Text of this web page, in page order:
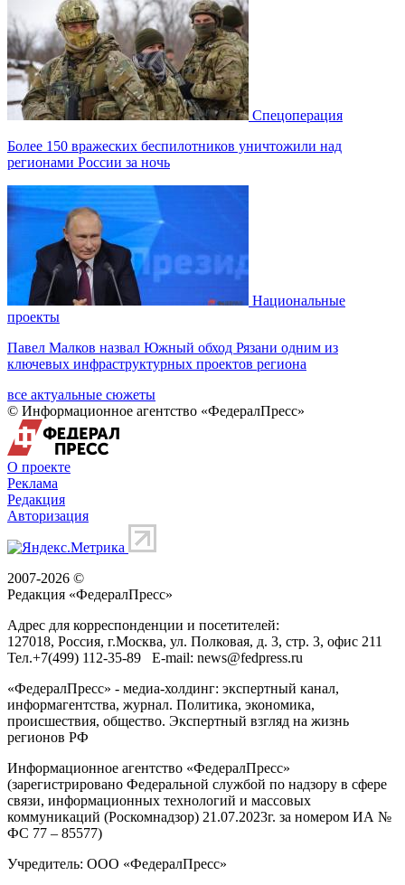
Спецоперация
Более 150 вражеских беспилотников уничтожили над
регионами России за ночь
Национальные
проекты
Павел Малков назвал Южный обход Рязани одним из
ключевых инфраструктурных проектов региона
все актуальные сюжеты
© Информационное агентство «ФедералПресс»
О проекте
Реклама
Редакция
Авторизация
2007-2026 ©
Редакция «ФедералПресс»
Адрес для корреспонденции и посетителей:
127018, Россия, г.Москва, ул. Полковая, д. 3, стр. 3, офис 211
Тел.+7(499) 112-35-89 E-mail: news@fedpress.ru
«ФедералПресс» - медиа-холдинг: экспертный канал,
информагентства, журнал. Политика, экономика,
происшествия, общество. Экспертный взгляд на жизнь
регионов РФ
Информационное агентство «ФедералПресс»
(зарегистрировано Федеральной службой по надзору в сфере
связи, информационных технологий и массовых
коммуникаций (Роскомнадзор) 21.07.2023г. за номером ИА №
ФС 77 – 85577)
Учредитель: ООО «ФедералПресс»